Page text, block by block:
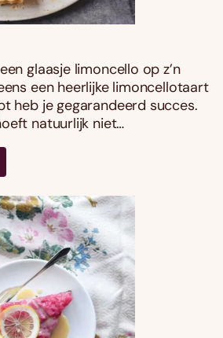
glaasje limoncello op z’n
een heerlijke limoncellotaart
heb je gegarandeerd succes.
natuurlijk niet…